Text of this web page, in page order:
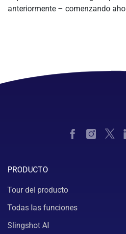
anteriormente – comenzando
PRODUCTO
Tour del producto
Todas las funciones
Slingshot AI